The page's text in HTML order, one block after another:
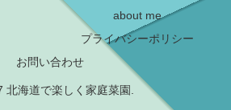
about me
プライバシーポリシー
お問い合わせ
北海道で楽しく家庭菜園.